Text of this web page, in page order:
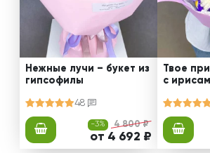
Нежные лучи – букет из
гипсофилы
48
-3% 4 800 ₽
от 4 692 ₽
Твое
с